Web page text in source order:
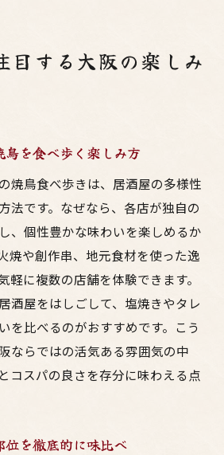
目する大阪の楽しみ
を食べ歩く楽しみ方
焼鳥食べ歩きは、居酒屋の多様性
法です。なぜなら、各店が独自の
、個性豊かな味わいを楽しめるか
焼や創作串、地元食材を使った逸
軽に複数の店舗を体験できます。
酒屋をはしごして、塩焼きやタレ
を比べるのがおすすめです。こう
ならではの活気ある雰囲気の中
コスパの良さを存分に味わえる点
を徹底的に味比べ